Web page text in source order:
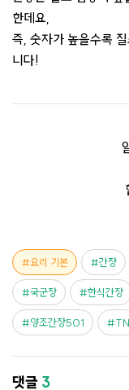
한데요,
즉, 숫자가 높을수록
니다!
요리 기본 간장
국군장 한식간장
양조간장501 TN
댓글 3